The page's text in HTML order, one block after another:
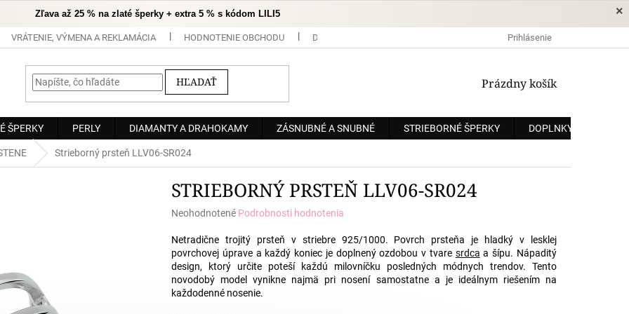
×
Zľava až 25 % na zlaté šperky + extra 5 % s kódom LILI5
VRÁTENIE, VÝMENA A REKLAMÁCIA HODNOTENIE OBCHODU DOPRAVA A PLATBA OCHRANA OSOBNÝCH ÚDAJOV
Prihlásenie
HĽADAŤ
NÁKUPNÝ
Prázdny košík
ŠPERKY PERLY DIAMANTY A DRAHOKAMY ZÁSNUBNÉ A SNUBNÉ STRIEBORNÉ ŠPERKY DOPLNKY
Strieborný prsteň LLV06-SR024
STRIEBORNÝ PRSTEŇ LLV06-SR024
Priemerné
produktu
je
0,0
z
5
Neohodnotené Podrobnosti hodnotenia
Netradične trojitý prsteň v striebre 925/1000. Povrch prsteňa je hladký v lesklej
povrchovej úprave a každý koniec je doplnený ozdobou v tvare srdca a šípu. Nápaditý
design, ktorý určite poteší každú milovníčku posledných módnych trendov. Tento
novodobý model vynikne najmä pri nosení samostatne a je ideálnym riešením na
každodenné nosenie.